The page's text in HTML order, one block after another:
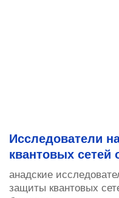
Исследователи
квантовых сетей
анадские
защиты квантовых